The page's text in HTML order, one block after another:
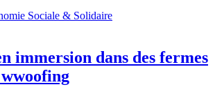
Sociale & Solidaire
immersion dans des fermes